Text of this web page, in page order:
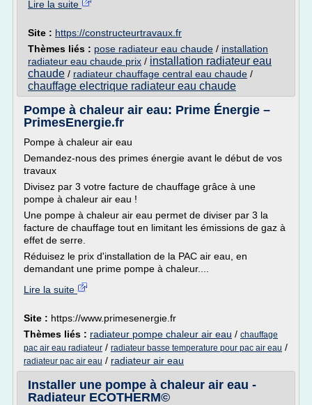
Lire la suite
Site : https://constructeurtravaux.fr
Thèmes liés : pose radiateur eau chaude / installation
radiateur eau chaude prix / installation radiateur eau
chaude / radiateur chauffage central eau chaude /
chauffage electrique radiateur eau chaude
Pompe à chaleur air eau: Prime Énergie –
PrimesEnergie.fr
Pompe à chaleur air eau
Demandez-nous des primes énergie avant le début de vos
travaux
Divisez par 3 votre facture de chauffage grâce à une
pompe à chaleur air eau !
Une pompe à chaleur air eau permet de diviser par 3 la
facture de chauffage tout en limitant les émissions de gaz à
effet de serre.
Réduisez le prix d'installation de la PAC air eau, en
demandant une prime pompe à chaleur....
Lire la suite
Site : https://www.primesenergie.fr
Thèmes liés : radiateur pompe chaleur air eau / chauffage
pac air eau radiateur / radiateur basse temperature pour pac air eau /
radiateur pac air eau / radiateur air eau
Installer une pompe à chaleur air eau -
Radiateur ECOTHERM©